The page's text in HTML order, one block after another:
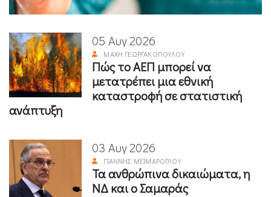
05 Αυγ 2026
ΜΆΧΗ ΓΕΩΡΓΑΚΟΠΟΎΛΟΥ
Πώς το ΑΕΠ μπορεί να
μετατρέπει μια εθνική
καταστροφή σε στατιστική
ανάπτυξη
03 Αυγ 2026
ΓΙΆΝΝΗΣ ΜΕΪΜΆΡΟΓΛΟΥ
Τα ανθρώπινα δικαιώματα, η
ΝΔ και ο Σαμαράς